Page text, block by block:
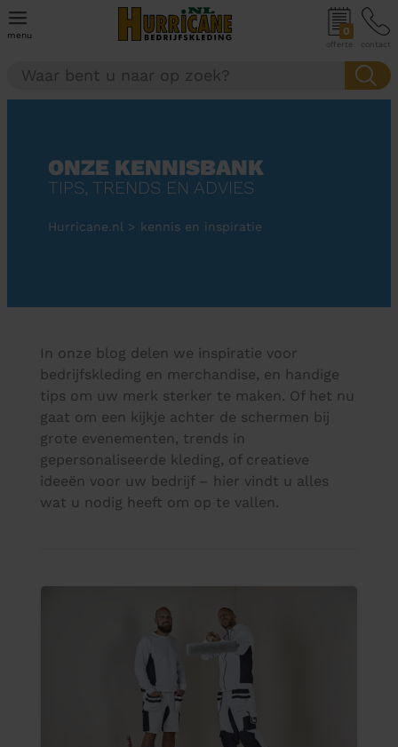
menu 0
offerte contact
ONZE KENNISBANK
TIPS, TRENDS EN ADVIES
Hurricane.nl > kennis en inspiratie
In onze blog delen we inspiratie voor
bedrijfskleding en merchandise, en handige
tips om uw merk sterker te maken. Of het nu
gaat om een kijkje achter de schermen bij
grote evenementen, trends in
gepersonaliseerde kleding, of creatieve
ideeën voor uw bedrijf – hier vindt u alles
wat u nodig heeft om op te vallen.